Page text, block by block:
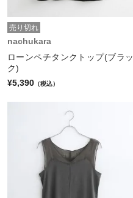
売り切れ
nachukara
ローンペチタンクトップ(ブラッ
ク)
¥5,390 （税込）